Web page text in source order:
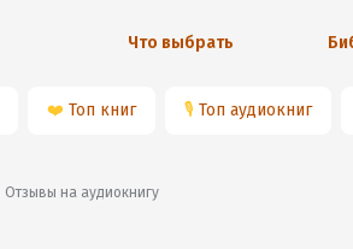
Что выбрать
❤️ Топ книг 🎙 Топ аудиокниг
Отзывы на аудиокнигу